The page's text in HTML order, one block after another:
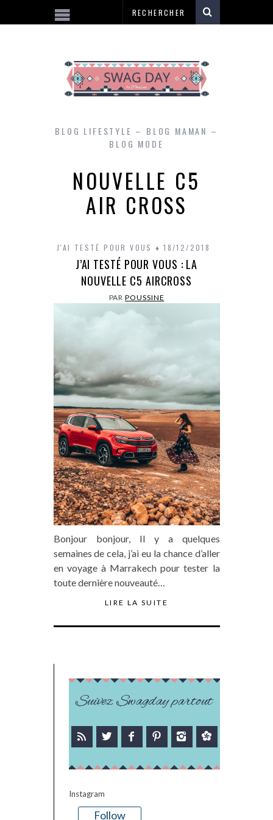
BLOG LIFESTYLE – BLOG MAMAN –
BLOG MODE
NOUVELLE C5
AIR CROSS
J'AI TESTÉ POUR VOUS 18/12/2018
J’AI TESTÉ POUR VOUS : LA
NOUVELLE C5 AIRCROSS
PARPOUSSINE
Bonjour bonjour, Il y a quelques
semaines de cela, j’ai eu la chance d’aller
en voyage à Marrakech pour tester la
toute dernière nouveauté…
LIRE LA SUITE
Suivez Swagday partout
Instagram
Follow